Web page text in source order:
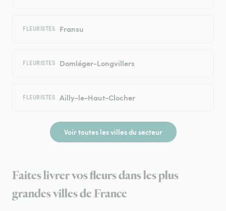
FLEURISTES Fransu
FLEURISTES Domléger-Longvillers
FLEURISTES Ailly-le-Haut-Clocher
Voir toutes les villes du secteur
Faites livrer vos fleurs dans les plus
grandes villes de France